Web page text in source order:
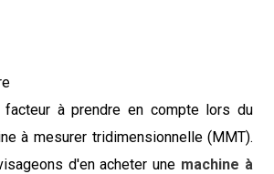
à prendre en compte lors du
à mesurer tridimensionnelle (MMT).
d'en acheter une machine à